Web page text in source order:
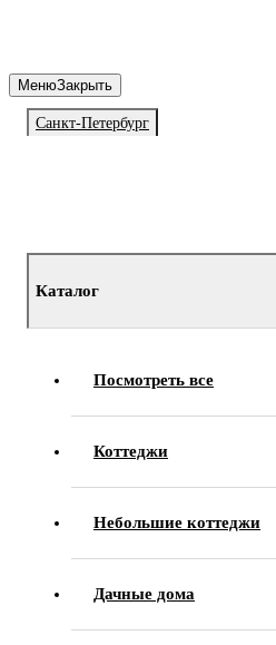
Санкт-Петербург
МенюЗакрыть
Каталог
Посмотреть все
Коттеджи
Небольшие коттеджи
Дачные дома